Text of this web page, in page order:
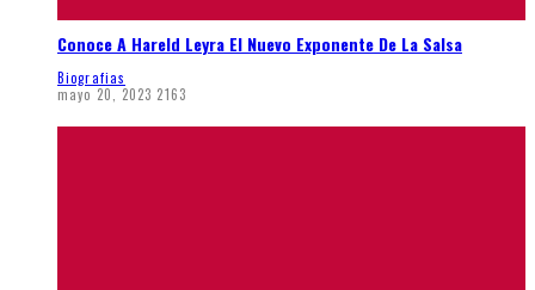
Conoce A Hareld Leyra El Nuevo Exponente De La Salsa
Biografias
mayo 20, 2023 2163